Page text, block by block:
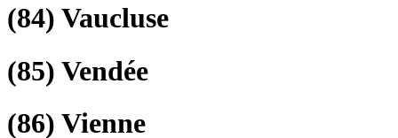
(84) Vaucluse
(85) Vendée
(86) Vienne